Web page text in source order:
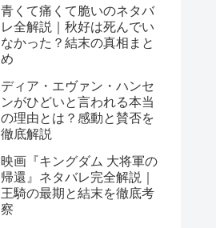
青くて痛くて脆いのネタバ
レ全解説｜秋好は死んでい
なかった？結末の真相まと
め
ディア・エヴァン・ハンセ
ンがひどいと言われる本当
の理由とは？感動と賛否を
徹底解説
映画『キングダム 大将軍の
帰還』ネタバレ完全解説｜
王騎の最期と結末を徹底考
察